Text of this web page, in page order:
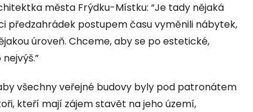
města Frýdku-Místku: “Je tady nějaká
předzahrádek postupem času vyměnili nábytek,
úroveň. Chceme, aby se po estetické,
všechny veřejné budovy byly pod patronátem
kteří mají zájem stavět na jeho území,